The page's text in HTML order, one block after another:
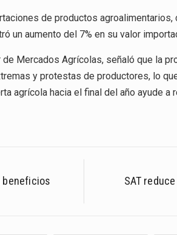
de productos agroalimentarios,
un aumento del 7% en su valor
de Mercados Agrícolas, señaló que la
y protestas de productores, lo
agrícola hacia el final del año ayude a
beneficios
SAT